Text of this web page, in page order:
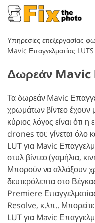
Υπηρεσίες επεξεργασίας
Mavic Επαγγελματίας LUTS
Δωρεάν Mavic
Τα δωρεάν Mavic
χρωμάτων βίντεο έχουν
κύριος λόγος είναι ότι
drones του γίνεται όλο
LUT για Mavic
στυλ βίντεο (γαμήλια,
Μπορούν να αλλάξουν
δευτερόλεπτα στο
Premiere
Resolve, κ.λπ..
LUT για Mavic